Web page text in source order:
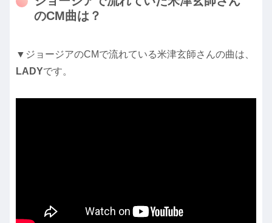
のCM曲は？
▼ジョージアのCMで流れている米津玄師さんの曲は、
LADYです。